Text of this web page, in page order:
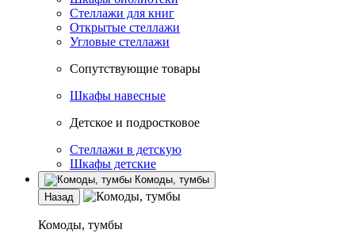
Стеллажи для книг
Открытые стеллажи
Угловые стеллажи
Сопутствующие товары
Шкафы навесные
Детское и подростковое
Стеллажи в детскую
Шкафы детские
Комоды, тумбы
Назад
Комоды, тумбы